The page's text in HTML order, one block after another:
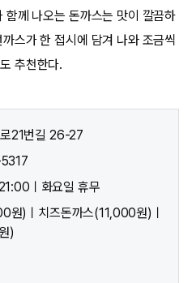
함께 나오는 돈까스는 맛이 깔끔하
스가 한 접시에 담겨 나와 조금씩
추천한다.
21번길 26-27
ㅣ화요일 휴무
원)ㅣ치즈돈까스(11,000원)ㅣ
)